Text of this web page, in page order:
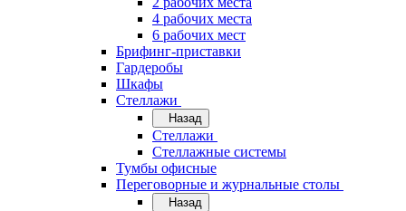
4 рабочих места
6 рабочих мест
Брифинг-приставки
Гардеробы
Шкафы
Стеллажи
Назад
Стеллажи
Стеллажные системы
Тумбы офисные
Переговорные и журнальные столы
Назад